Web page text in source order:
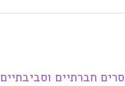
חברתיים וסביבתיים